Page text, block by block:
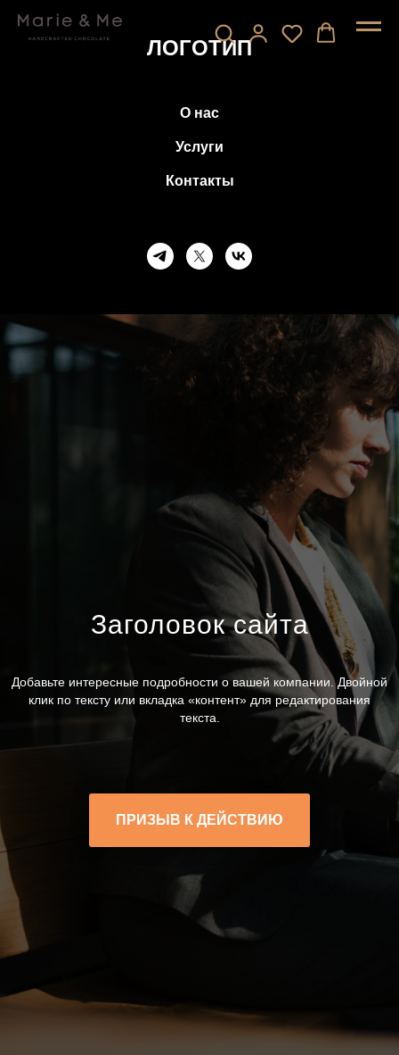
ЛОГОТИП
О нас
Услуги
Контакты
Заголовок сайта
Добавьте интересные подробности о вашей компании. Двойной
клик по тексту или вкладка «контент» для редактирования
текста.
ПРИЗЫВ К ДЕЙСТВИЮ